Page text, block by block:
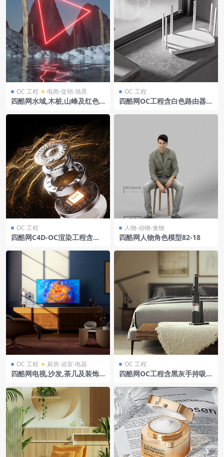
OC 工程 电商-促销-场景
四酷网水域,木桩,山峰及红色
OC 工程
四酷网OC工程含白色路由器马
OC 工程
四酷网C4D-OC渲染工程含核
人物-动物-食物
四酷网人物角色模型82-18
OC 工程 厨房-浴室-电器
四酷网电视,沙发,茶几及装饰
OC 工程
四酷网OC工程含黑灰手持吸尘
灯